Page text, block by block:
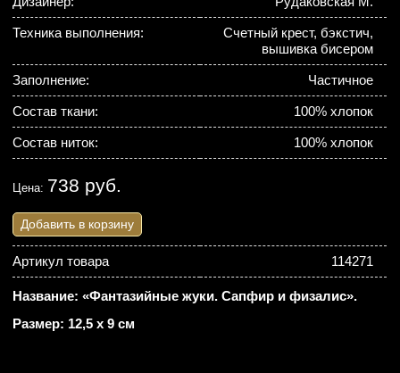
Техника выполнения:
Счетный крест, бэкстич,
вышивка бисером
Заполнение: Частичное
Состав ткани: 100% хлопок
Состав ниток: 100% хлопок
Цена: 738 руб.
Добавить в корзину
Артикул товара 114271
Название: «Фантазийные жуки. Сапфир и физалис».
Размер: 12,5 х 9 см